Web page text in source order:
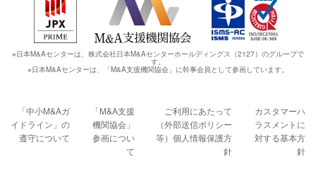
※日本M&Aセンターは、株式会社日本M&Aセンターホールディングス（2127）のグループで
す。
※日本M&Aセンターは、「M&A支援機関協会」に幹事会員として参画しています。
「中小M&Aガ
イドライン」の
遵守について
「M&A支援
機関協会」
参画につい
て
ご利用にあたって
（外部送信ポリシー
等）個人情報保護方
針
カスタマーハ
ラスメントに
対する基本方
針